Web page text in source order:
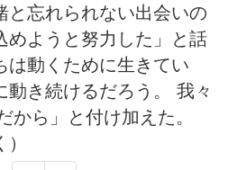
と忘れられない出会いの
めようと努力した」と話
は動くために生きてい
動き続けるだろう。 我々
から」と付け加えた。